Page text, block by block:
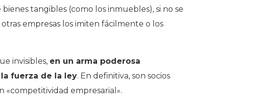
tangibles (como los inmuebles), si no se
empresas los imiten fácilmente o los
invisibles, en un arma poderosa
fuerza de la ley. En definitiva, son socios
«competitividad empresarial».